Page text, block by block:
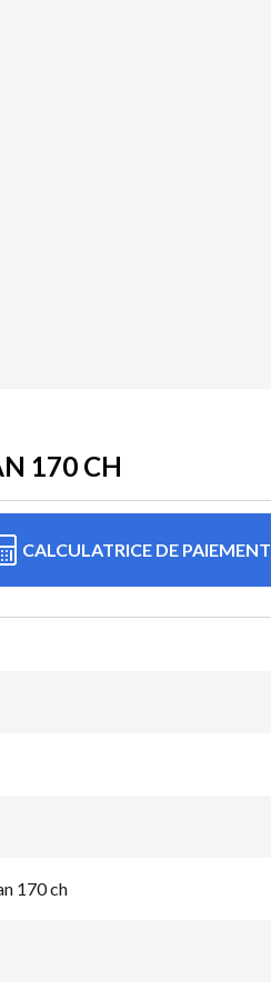
170 CH
CALCULATRICE DE PAIEMENT
170 ch